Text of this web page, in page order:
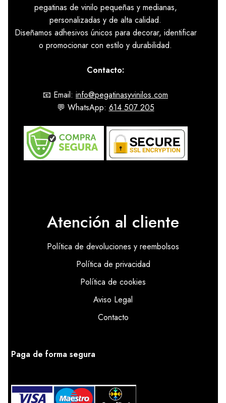
pegatinas de vinilo pequeñas y medianas,
personalizadas y de alta calidad.
Diseñamos adhesivos únicos para decorar, identificar
o promocionar con estilo y durabilidad.
Contacto:
📧 Email: info@pegatinasyvinilos.com
💬 WhatsApp: 614 507 205
Atención al cliente
Política de devoluciones y reembolsos
Política de privacidad
Política de cookies
Aviso Legal
Contacto
Paga de forma segura